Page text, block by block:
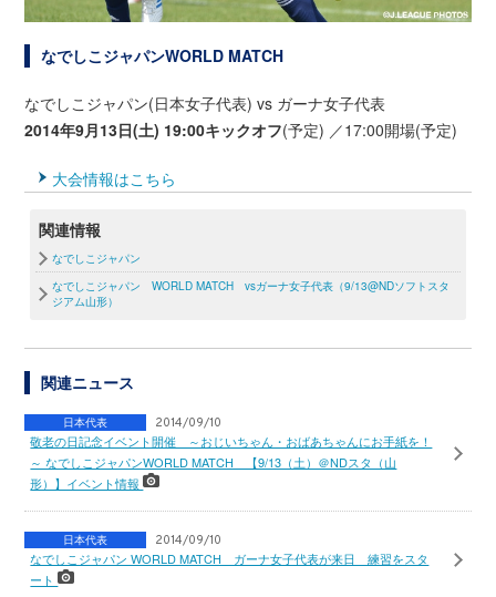
なでしこジャパンWORLD MATCH
なでしこジャパン(日本女子代表) vs ガーナ女子代表
2014年9月13日(土) 19:00キックオフ(予定) ／17:00開場(予定)
大会情報はこちら
関連情報
なでしこジャパン
なでしこジャパン WORLD MATCH vsガーナ女子代表（9/13@NDソフトスタ
ジアム山形）
関連ニュース
日本代表 2014/09/10
敬老の日記念イベント開催 ～おじいちゃん・おばあちゃんにお手紙を！
～ なでしこジャパンWORLD MATCH 【9/13（土）＠NDスタ（山
形）】イベント情報
日本代表 2014/09/10
なでしこジャパン WORLD MATCH ガーナ女子代表が来日 練習をスタ
ート